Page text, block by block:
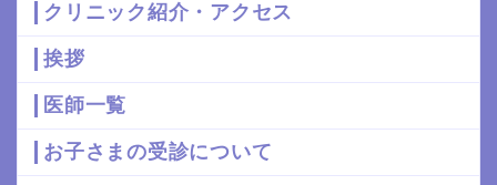
クリニック紹介・アクセス
挨拶
医師一覧
お子さまの受診について